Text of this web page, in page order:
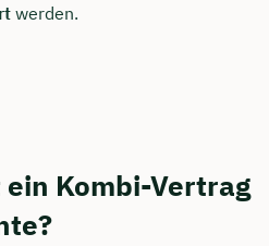
werden.
Kombi-Vertrag